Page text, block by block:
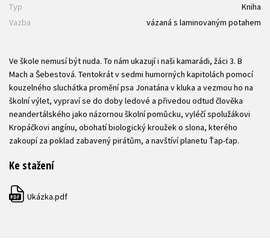
Typ
Kniha
Vazba
vázaná s laminovaným potahem
Ve škole nemusí být nuda. To nám ukazují i naši kamarádi, žáci 3. B
Mach a Šebestová. Tentokrát v sedmi humorných kapitolách pomocí
kouzelného sluchátka promění psa Jonatána v kluka a vezmou ho na
školní výlet, vypraví se do doby ledové a přivedou odtud člověka
neandertálského jako názornou školní pomůcku, vyléčí spolužákovi
Kropáčkovi angínu, obohatí biologický kroužek o slona, kterého
zakoupí za poklad zabavený pirátům, a navštíví planetu Ťap-ťap.
Ke stažení
PDF Ukázka.pdf